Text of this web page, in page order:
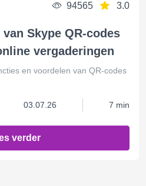
94565 3.0
Skype QR-codes
vergaderingen
en voordelen van QR-codes
03.07.26 7 min
verder